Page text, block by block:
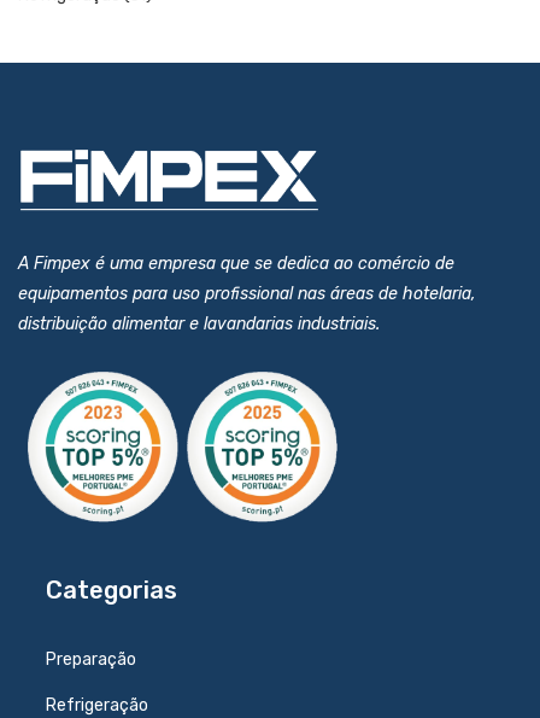
A Fimpex é uma empresa que se dedica ao comércio de
equipamentos para uso profissional nas áreas de hotelaria,
distribuição alimentar e lavandarias industriais.
Categorias
Preparação
Refrigeração